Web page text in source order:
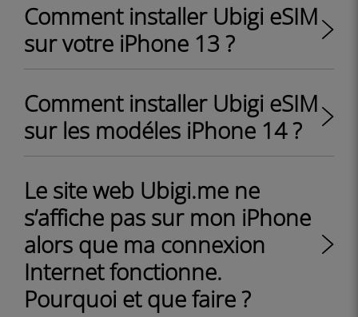
Comment installer Ubigi eSIM
sur votre iPhone 13 ?
Comment installer Ubigi eSIM
sur les modéles iPhone 14 ?
Le site web Ubigi.me ne
s’affiche pas sur mon iPhone
alors que ma connexion
Internet fonctionne.
Pourquoi et que faire ?